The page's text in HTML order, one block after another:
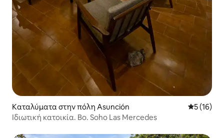
Καταλύματα στην πόλη Asunción Μέση
5 (16)
Ιδιωτική κατοικία. Bo. Soho Las Mercedes